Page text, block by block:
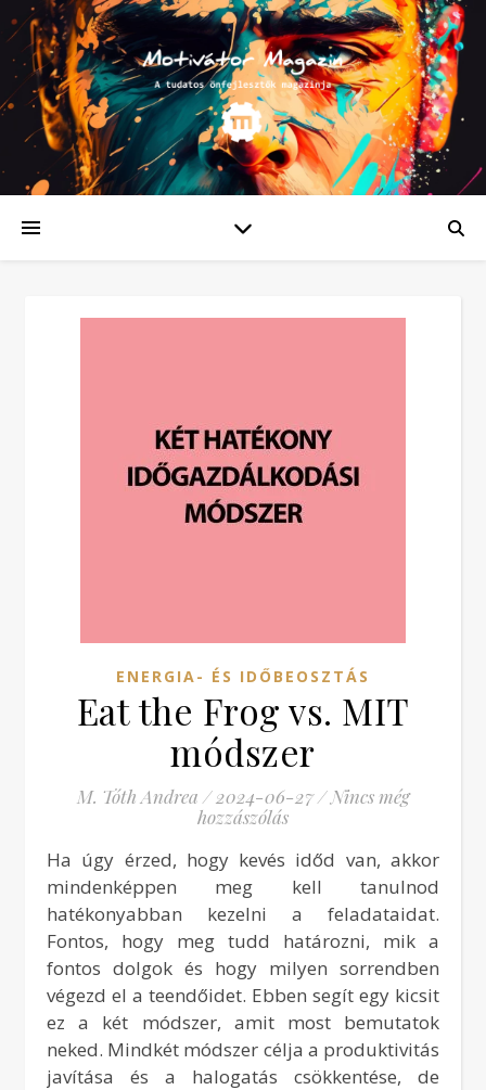
ENERGIA- ÉS IDŐBEOSZTÁS
Eat the Frog vs. MIT
módszer
M. Tóth Andrea / 2024-06-27 / Nincs még
hozzászólás
Ha úgy érzed, hogy kevés időd van, akkor
mindenképpen meg kell tanulnod
hatékonyabban kezelni a feladataidat.
Fontos, hogy meg tudd határozni, mik a
fontos dolgok és hogy milyen sorrendben
végezd el a teendőidet. Ebben segít egy kicsit
ez a két módszer, amit most bemutatok
neked. Mindkét módszer célja a produktivitás
javítása és a halogatás csökkentése, de